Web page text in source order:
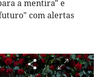
a mentira" e
com alertas